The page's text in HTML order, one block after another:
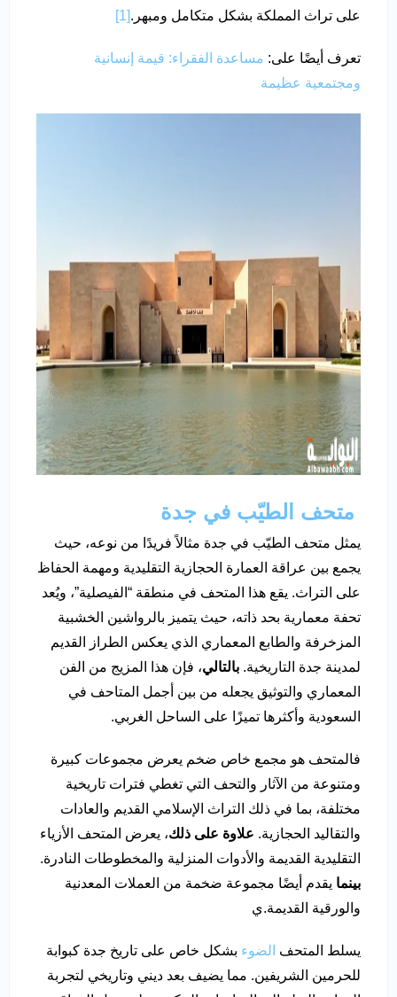
على تراث المملكة بشكل متكامل ومبهر.[1]
تعرف أيضًا على: مساعدة الفقراء: قيمة إنسانية
ومجتمعية عظيمة
متحف الطيّب في جدة
يمثل متحف الطيّب في جدة مثالاً فريدًا من نوعه، حيث
يجمع بين عراقة العمارة الحجازية التقليدية ومهمة الحفاظ
على التراث. يقع هذا المتحف في منطقة “الفيصلية”، ويُعد
تحفة معمارية بحد ذاته، حيث يتميز بالرواشين الخشبية
المزخرفة والطابع المعماري الذي يعكس الطراز القديم
لمدينة جدة التاريخية. بالتالي، فإن هذا المزيج من الفن
المعماري والتوثيق يجعله من بين أجمل المتاحف في
السعودية وأكثرها تميزًا على الساحل الغربي.
فالمتحف هو مجمع خاص ضخم يعرض مجموعات كبيرة
ومتنوعة من الآثار والتحف التي تغطي فترات تاريخية
مختلفة، بما في ذلك التراث الإسلامي القديم والعادات
والتقاليد الحجازية. علاوة على ذلك، يعرض المتحف الأزياء
التقليدية القديمة والأدوات المنزلية والمخطوطات النادرة.
بينما يقدم أيضًا مجموعة ضخمة من العملات المعدنية
والورقية القديمة.ي
يسلط المتحف الضوء بشكل خاص على تاريخ جدة كبوابة
للحرمين الشريفين. مما يضيف بعد ديني وتاريخي لتجربة